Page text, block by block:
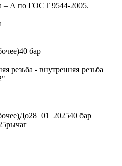
– А по ГОСТ 9544-2005.
40 бар
резьба - внутренняя резьба
40 бар
рычаг